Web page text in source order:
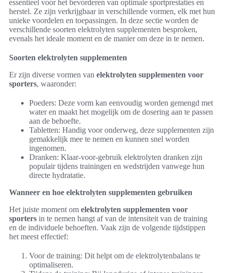
essentieel voor het bevorderen van optimale sportprestaties en
herstel. Ze zijn verkrijgbaar in verschillende vormen, elk met hun
unieke voordelen en toepassingen. In deze sectie worden de
verschillende soorten elektrolyten supplementen besproken,
evenals het ideale moment en de manier om deze in te nemen.
Soorten elektrolyten supplementen
Er zijn diverse vormen van elektrolyten supplementen voor
sporters, waaronder:
Poeders: Deze vorm kan eenvoudig worden gemengd met
water en maakt het mogelijk om de dosering aan te passen
aan de behoefte.
Tabletten: Handig voor onderweg, deze supplementen zijn
gemakkelijk mee te nemen en kunnen snel worden
ingenomen.
Dranken: Klaar-voor-gebruik elektrolyten dranken zijn
populair tijdens trainingen en wedstrijden vanwege hun
directe hydratatie.
Wanneer en hoe elektrolyten supplementen gebruiken
Het juiste moment om elektrolyten supplementen voor
sporters in te nemen hangt af van de intensiteit van de training
en de individuele behoeften. Vaak zijn de volgende tijdstippen
het meest effectief:
Voor de training: Dit helpt om de elektrolytenbalans te
optimaliseren.